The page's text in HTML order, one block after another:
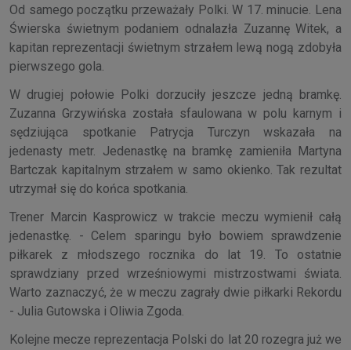
Od samego początku przeważały Polki. W 17. minucie. Lena
Świerska świetnym podaniem odnalazła Zuzannę Witek, a
kapitan reprezentacji świetnym strzałem lewą nogą zdobyła
pierwszego gola.
W drugiej połowie Polki dorzuciły jeszcze jedną bramkę.
Zuzanna Grzywińska została sfaulowana w polu karnym i
sędziująca spotkanie Patrycja Turczyn wskazała na
jedenasty metr. Jedenastkę na bramkę zamieniła Martyna
Bartczak kapitalnym strzałem w samo okienko. Tak rezultat
utrzymał się do końca spotkania.
Trener Marcin Kasprowicz w trakcie meczu wymienił całą
jedenastkę. - Celem sparingu było bowiem sprawdzenie
piłkarek z młodszego rocznika do lat 19. To ostatnie
sprawdziany przed wrześniowymi mistrzostwami świata.
Warto zaznaczyć, że w meczu zagrały dwie piłkarki Rekordu
- Julia Gutowska i Oliwia Zgoda.
Kolejne mecze reprezentacja Polski do lat 20 rozegra już we